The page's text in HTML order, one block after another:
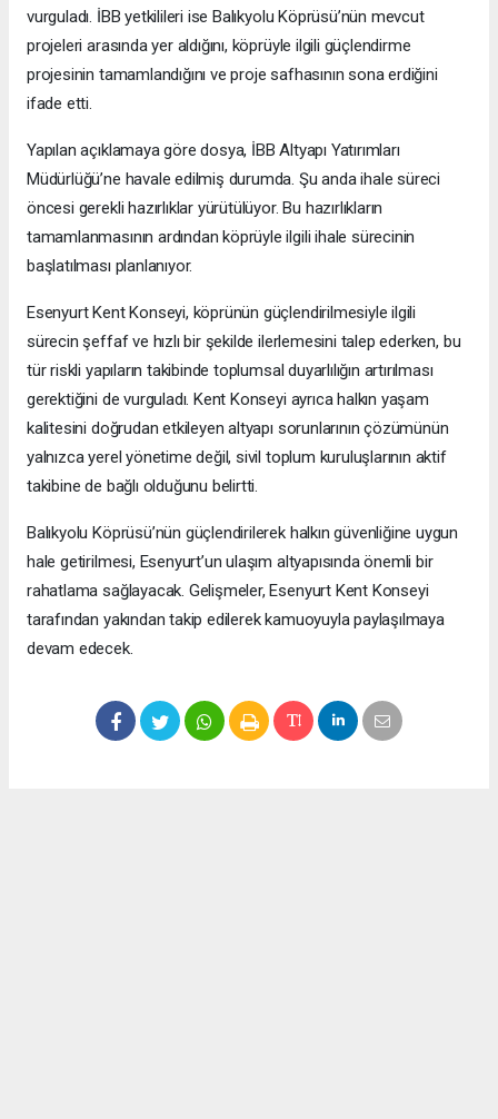
vurguladı. İBB yetkilileri ise Balıkyolu Köprüsü’nün mevcut
projeleri arasında yer aldığını, köprüyle ilgili güçlendirme
projesinin tamamlandığını ve proje safhasının sona erdiğini
ifade etti.
Yapılan açıklamaya göre dosya, İBB Altyapı Yatırımları
Müdürlüğü’ne havale edilmiş durumda. Şu anda ihale süreci
öncesi gerekli hazırlıklar yürütülüyor. Bu hazırlıkların
tamamlanmasının ardından köprüyle ilgili ihale sürecinin
başlatılması planlanıyor.
Esenyurt Kent Konseyi, köprünün güçlendirilmesiyle ilgili
sürecin şeffaf ve hızlı bir şekilde ilerlemesini talep ederken, bu
tür riskli yapıların takibinde toplumsal duyarlılığın artırılması
gerektiğini de vurguladı. Kent Konseyi ayrıca halkın yaşam
kalitesini doğrudan etkileyen altyapı sorunlarının çözümünün
yalnızca yerel yönetime değil, sivil toplum kuruluşlarının aktif
takibine de bağlı olduğunu belirtti.
Balıkyolu Köprüsü’nün güçlendirilerek halkın güvenliğine uygun
hale getirilmesi, Esenyurt’un ulaşım altyapısında önemli bir
rahatlama sağlayacak. Gelişmeler, Esenyurt Kent Konseyi
tarafından yakından takip edilerek kamuoyuyla paylaşılmaya
devam edecek.